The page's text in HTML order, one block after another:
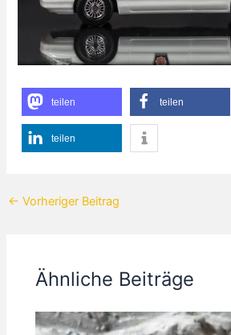
teilen teilen
teilen
← Vorheriger Beitrag
Ähnliche Beiträge